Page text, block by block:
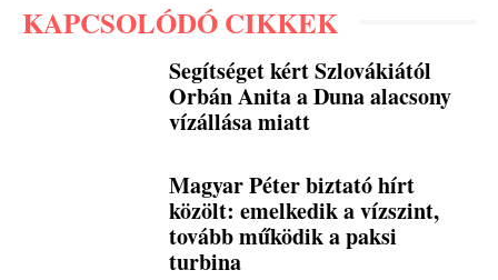
KAPCSOLÓDÓ CIKKEK
Segítséget kért Szlovákiától
Orbán Anita a Duna alacsony
vízállása miatt
Magyar Péter biztató hírt
közölt: emelkedik a vízszint,
tovább működik a paksi
turbina